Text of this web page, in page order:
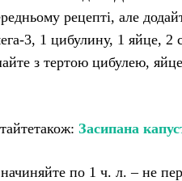
рецепті, але
3, 1 цибулину, 1 яйце, 2
з тертою цибулею,
Засипана
по 1 ч. л. – не